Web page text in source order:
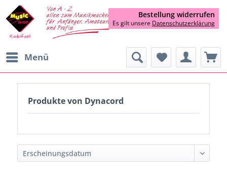
Menü
Produkte von Dynacord
Bestellung widerrufen
Es gilt unsere Datenschutzerklärung